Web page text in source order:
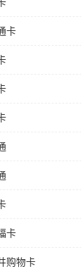
卡
卡
购物卡